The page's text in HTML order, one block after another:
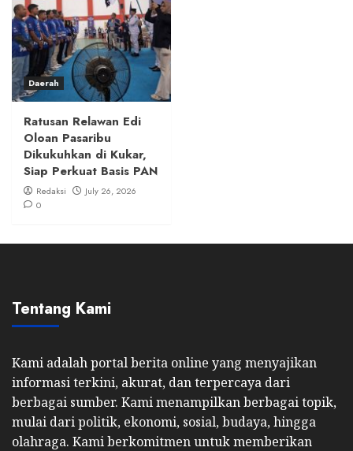
Daerah
Ratusan Relawan Edi
Oloan Pasaribu
Dikukuhkan di Kukar,
Siap Perkuat Basis PAN
Redaksi
July 26, 2026
0
Tentang Kami
Kami adalah portal berita online yang menyajikan
informasi terkini, akurat, dan terpercaya dari
berbagai sumber. Kami menampilkan berbagai topik,
mulai dari politik, ekonomi, sosial, budaya, hingga
olahraga. Kami berkomitmen untuk memberikan